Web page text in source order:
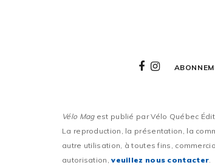
Vélo Magest publié par Vélo Québec
La reproduction, la présentation, la
autre utilisation, à toutes fins,
autorisation,veuillez nous contacter.